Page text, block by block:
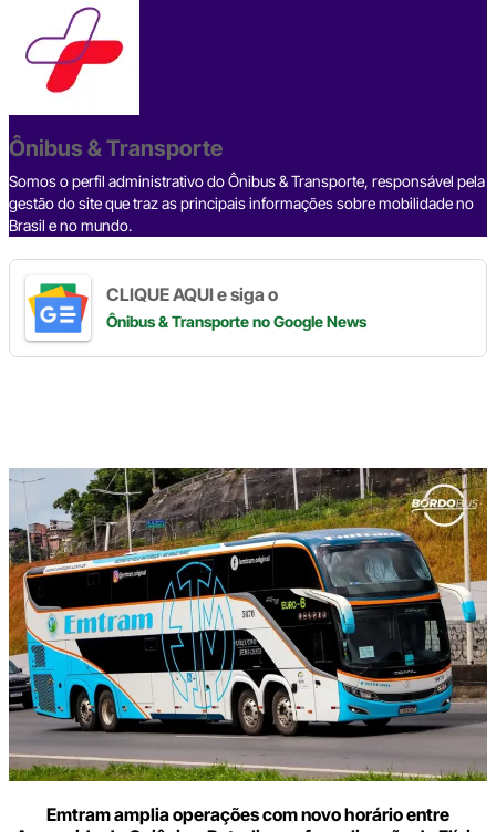
e
b
o
o
k
s
Ônibus & Transporte
Somos o perfil administrativo do Ônibus & Transporte, responsável pela
gestão do site que traz as principais informações sobre mobilidade no
Brasil e no mundo.
CLIQUE AQUI e siga o
Ônibus & Transporteno Google News
Emtram amplia operações com novo horário entre
Digite
seu
e-
mail